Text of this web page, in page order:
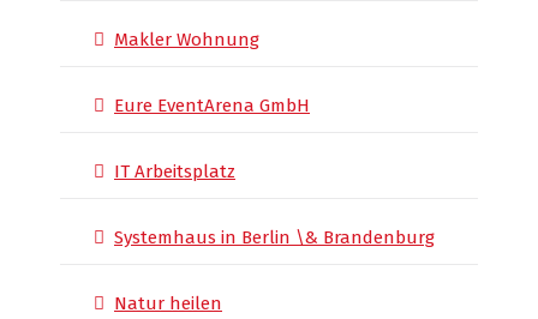
Makler Wohnung
Eure EventArena GmbH
IT Arbeitsplatz
Systemhaus in Berlin \& Brandenburg
Natur heilen